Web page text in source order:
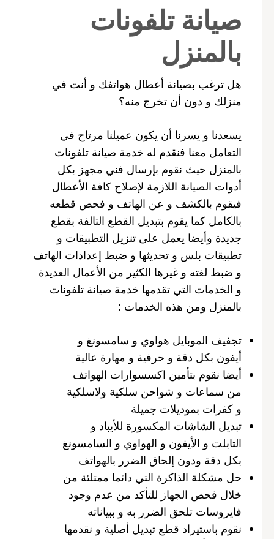
صيانة تلفونات
بالمنزل
هل ترغب بصيانة أعطال هواتفك و أنت في
منزلك و دون أن تخرج منه؟
يسعدنا و يسرنا أن يكون عميلنا مرتاح في
التعامل معنا فنقدم له خدمة صيانة تلفونات
بالمنزل حيث نقوم بإرسال فني مجهز بكل
أدوات الصيانة اللازمة لإصلاح كافة الأعطال
فيقوم بالكشف و عن الهاتف و فحص قطعه
بالكامل كما يقوم بتبديل القطع التالفة بقطع
جديدة وأيضا يعمل على تنزيل التطبيقات و
تطبيقات بلس و تحديثها و ضبط إعدادات الهاتف
و ضبط لغته و غيرها الكثير من الأعمال العديدة
و الخدمات التي تقدمها خدمة صيانة تلفونات
بالمنزل ومن هذه الخدمات :
تجفيف الموبايل هواوي و سامسونغ و
أيفون بكل دقة و حرفية و مهارة عالية
أيضا نقوم بتأمين اكسسوارات الهواتف
من سماعات و شواحن سلكية ولاسلكية
و كفرات بموديلات جميلة
تبديل الشاشات المكسورة للأيباد و
التابلت و الأيفون و الهواوي و السامسونغ
بكل دقة ودون إلحاق الضرر بالهواتف
حل مشكلة الذاكرة التي دائما ممتلئة من
خلال فحص الجهاز للتأكد من عدم وجود
فايروسات تلحق الضرر به و ببياناته
نقوم باستيراد قطع تبديل أصلية و نقدمها